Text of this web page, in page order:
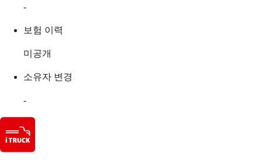
-
보험 이력
미공개
소유자 변경
-